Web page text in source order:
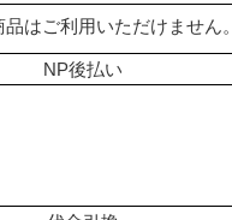
はご利用いただけません。
NP後払い